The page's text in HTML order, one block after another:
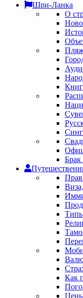
Шри-Ланка
О
Брак
Как